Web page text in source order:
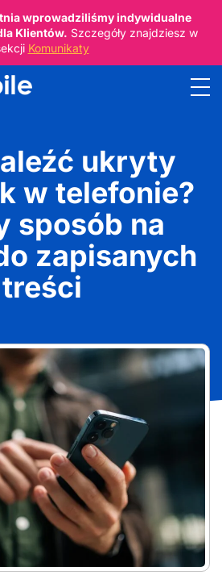
wprowadziliśmy indywidualne
Klientów. Szczegóły znajdziesz w
Komunikaty
ukryty
w telefonie?
sposób na
zapisanych
treści